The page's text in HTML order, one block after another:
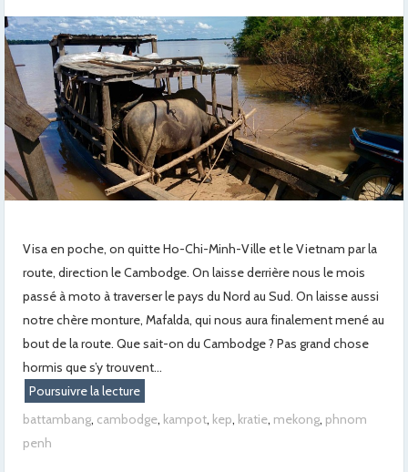
Visa en poche, on quitte Ho-Chi-Minh-Ville et le Vietnam par la
route, direction le Cambodge. On laisse derrière nous le mois
passé à moto à traverser le pays du Nord au Sud. On laisse aussi
notre chère monture, Mafalda, qui nous aura finalement mené au
bout de la route. Que sait-on du Cambodge ? Pas grand chose
hormis que s’y trouvent...
Poursuivre la lecture
battambang, cambodge, kampot, kep, kratie, mekong, phnom
penh